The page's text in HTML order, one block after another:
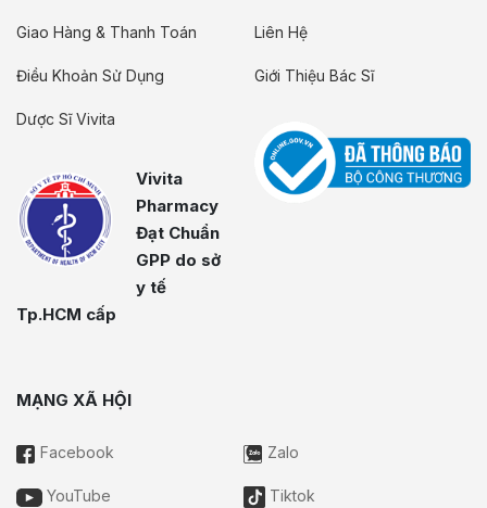
Giao Hàng & Thanh Toán
Điều Khoản Sử Dụng
Dược Sĩ Vivita
Vivita
Pharmacy
Đạt Chuẩn
GPP do sở
y tế
Tp.HCM cấp
Liên Hệ
Giới Thiệu Bác Sĩ
MẠNG XÃ HỘI
Facebook Zalo
YouTube Tiktok